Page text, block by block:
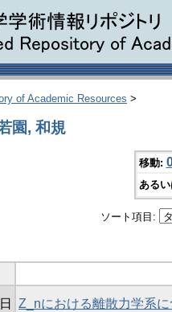
of Academic Resources >
園, 和規
移動:
ある
ソート項目:
Z_nにおける離散力学系に